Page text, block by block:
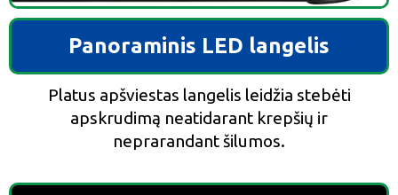
Panoraminis LED langelis
Platus apšviestas langelis leidžia stebėti
apskrudimą neatidarant krepšių ir
neprarandant šilumos.